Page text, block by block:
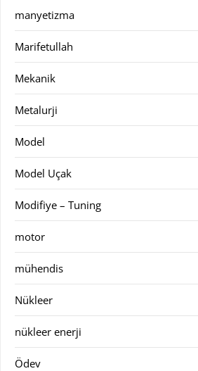
manyetizma
Marifetullah
Mekanik
Metalurji
Model
Model Uçak
Modifiye – Tuning
motor
mühendis
Nükleer
nükleer enerji
Ödev